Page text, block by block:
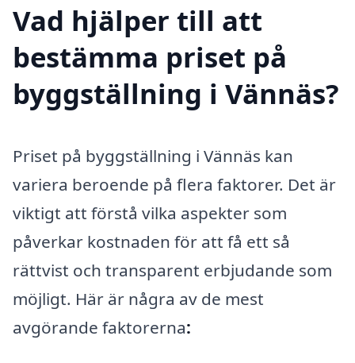
Vad hjälper till att
bestämma priset på
byggställning i Vännäs?
Priset på byggställning i Vännäs kan
variera beroende på flera faktorer. Det är
viktigt att förstå vilka aspekter som
påverkar kostnaden för att få ett så
rättvist och transparent erbjudande som
möjligt. Här är några av de mest
avgörande faktorerna: